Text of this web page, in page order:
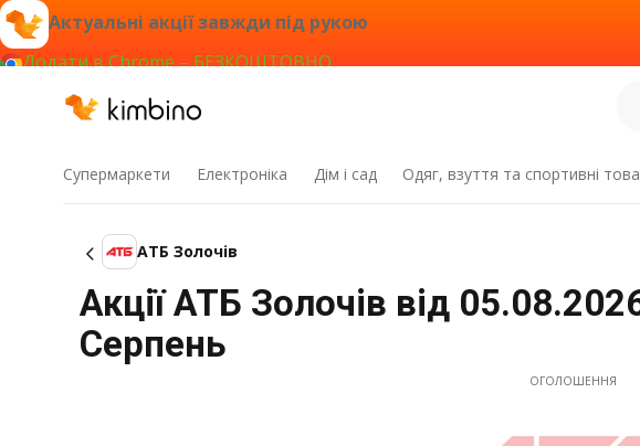
Актуальні акції завжди під рукою
Додати в Chrome – БЕЗКОШТОВНО
Супермаркети Електроніка Дім і сад Одяг, взуття та спортивні
АТБ Золочів
Акції АТБ Золочів від
Серпень
ОГОЛОШЕННЯ